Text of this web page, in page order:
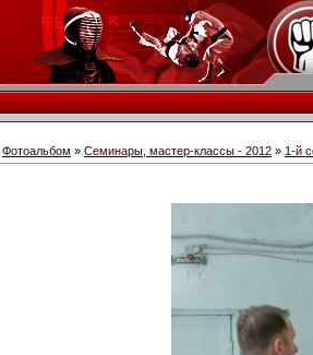
Фотоальбом » Семинары, мастер-классы - 2012 » 1-й